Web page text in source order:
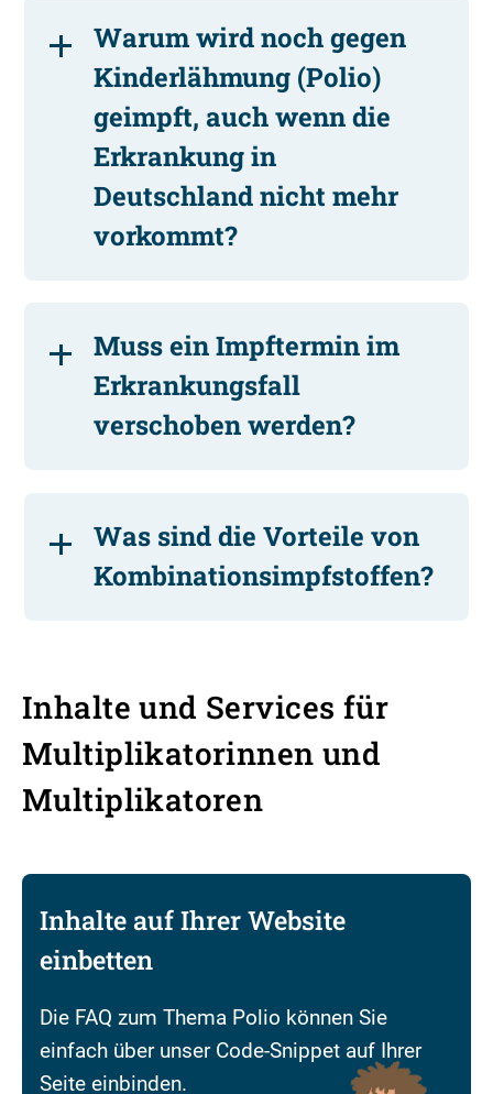
Warum wird noch gegen
Kinderlähmung (Polio)
geimpft, auch wenn die
Erkrankung in
Deutschland nicht mehr
vorkommt?
Muss ein Impftermin im
Erkrankungsfall
verschoben werden?
Was sind die Vorteile von
Kombinationsimpfstoffen?
Inhalte und Services für
Multiplikatorinnen und
Multiplikatoren
Inhalte auf Ihrer Website
einbetten
Die FAQ zum Thema Polio können Sie
einfach über unser Code-Snippet auf Ihrer
Seite einbinden.